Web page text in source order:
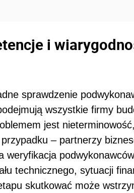
i
sprawdzenie
wszystkie firmy
jest
– partnerzy
technicznego, sytuacji
skutkować może